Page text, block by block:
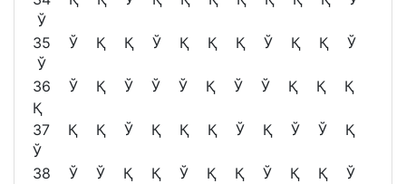
Ў
35 Ў Қ Қ Ў Қ Қ Қ Ў Қ Қ Ў
Ў
36 Ў Қ Ў Ў Ў Қ Ў Ў Қ Қ Қ
Қ
37 Қ Қ Ў Қ Қ Қ Ў Қ Ў Ў Қ
Ў
38 Ў Ў Қ Қ Ў Қ Қ Ў Қ Қ Ў